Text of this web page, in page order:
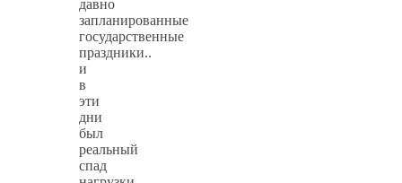
давно
запланированные
государственные
праздники..
и
в
эти
дни
был
реальный
спад